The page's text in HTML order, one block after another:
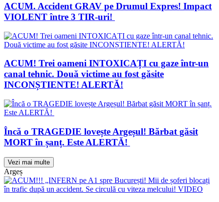
ACUM. Accident GRAV pe Drumul Expres! Impact
VIOLENT între 3 TIR-uri!
ACUM! Trei oameni INTOXICAȚI cu gaze într-un
canal tehnic. Două victime au fost găsite
INCONȘTIENTE! ALERTĂ!
Încă o TRAGEDIE lovește Argeșul! Bărbat găsit
MORT în șanț. Este ALERTĂ!
Vezi mai multe
Argeș